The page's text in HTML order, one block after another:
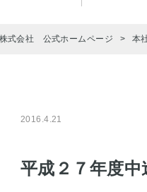
式会社 公式ホームページ 本
2016.4.21
平成２７年度中